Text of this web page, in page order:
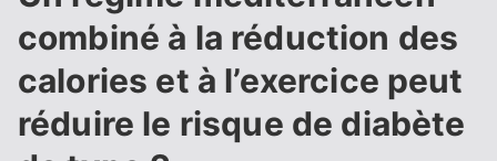
combiné à la réduction des
calories et à l’exercice peut
réduire le risque de diabète